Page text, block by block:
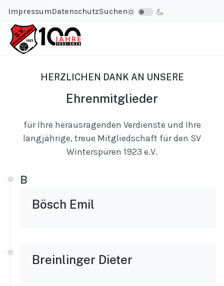
ImpressumDatenschutzSuchen
HERZLICHEN DANK AN UNSERE
Ehrenmitglieder
für Ihre herausragenden Verdienste und Ihre
langjährige, treue Mitgliedschaft für den SV
Winterspüren 1923 e.V.
B
Bösch Emil
Breinlinger Dieter